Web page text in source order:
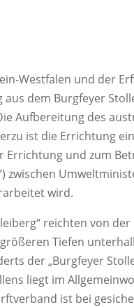
Westfalen und der
dem Burgfeyer
Aufbereitung des
ist die Errichtung
Errichtung und zum
zwischen
wird.
reichten von
Tiefen
der „Burgfeyer
liegt im
ist bei